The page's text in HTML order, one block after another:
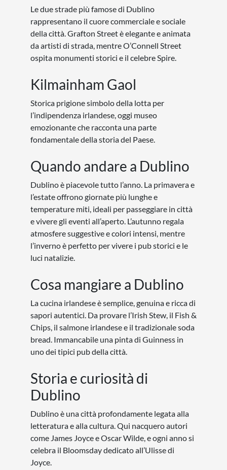
Le due strade più famose di Dublino
rappresentano il cuore commerciale e sociale
della città. Grafton Street è elegante e animata
da artisti di strada, mentre O’Connell Street
ospita monumenti storici e il celebre Spire.
Kilmainham Gaol
Storica prigione simbolo della lotta per
l’indipendenza irlandese, oggi museo
emozionante che racconta una parte
fondamentale della storia del Paese.
Quando andare a Dublino
Dublino è piacevole tutto l’anno. La primavera e
l’estate offrono giornate più lunghe e
temperature miti, ideali per passeggiare in città
e vivere gli eventi all’aperto. L’autunno regala
atmosfere suggestive e colori intensi, mentre
l’inverno è perfetto per vivere i pub storici e le
luci natalizie.
Cosa mangiare a Dublino
La cucina irlandese è semplice, genuina e ricca di
sapori autentici. Da provare l’Irish Stew, il Fish &
Chips, il salmone irlandese e il tradizionale soda
bread. Immancabile una pinta di Guinness in
uno dei tipici pub della città.
Storia e curiosità di
Dublino
Dublino è una città profondamente legata alla
letteratura e alla cultura. Qui nacquero autori
come James Joyce e Oscar Wilde, e ogni anno si
celebra il Bloomsday dedicato all’Ulisse di
Joyce.